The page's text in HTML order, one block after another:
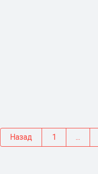
Назад 1 ...